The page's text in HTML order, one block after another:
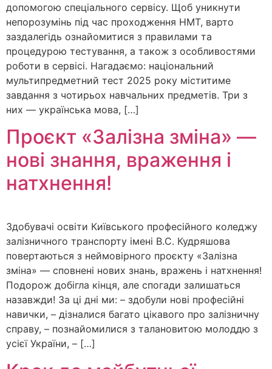
допомогою спеціального сервісу. Щоб уникнути
непорозумінь під час проходження НМТ, варто
заздалегідь ознайомитися з правилами та
процедурою тестування, а також з особливостями
роботи в сервісі. Нагадаємо: національний
мультипредметний тест 2025 року міститиме
завдання з чотирьох навчальних предметів. Три з
них — українська мова, […]
Проєкт «Залізна зміна» —
нові знання, враження і
натхнення!
Здобувачі освіти Київського професійного коледжу
залізничного транспорту імені В.С. Кудряшова
повертаються з неймовірного проєкту «Залізна
зміна» — сповнені нових знань, вражень і натхнення!
Подорож добігла кінця, але спогади залишаться
назавжди! За ці дні ми: – здобули нові професійні
навички, – дізналися багато цікавого про залізничну
справу, – познайомилися з талановитою молоддю з
усієї України, – […]